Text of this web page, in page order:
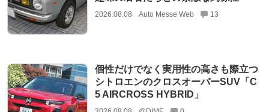
2026.08.08 Auto Messe Web 13
個性だけでなく実用性の高さも際立つ
シトロエンのクロスオーバーSUV「C
5 AIRCROSS HYBRID」